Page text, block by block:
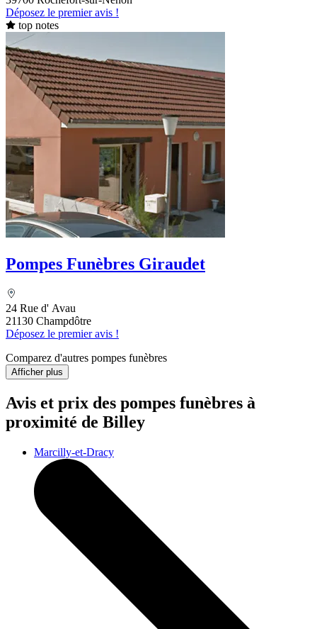
Déposez le premier avis !
top notes
Pompes Funèbres Giraudet
24 Rue d' Avau
21130 Champdôtre
Déposez le premier avis !
Comparez d'autres pompes funèbres
Afficher plus
Avis et prix des pompes funèbres à
proximité de Billey
Marcilly-et-Dracy